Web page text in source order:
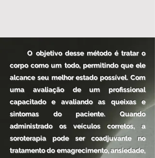
O objetivo desse método é tratar o
corpo como um todo, permitindo que ele
alcance seu melhor estado possível. Com
uma avaliação de um profissional
capacitado e avaliando as queixas e
sintomas do paciente. Quando
administrado os veículos corretos, a
soroterapia pode ser coadjuvante no
tratamento do emagrecimento, ansiedade,